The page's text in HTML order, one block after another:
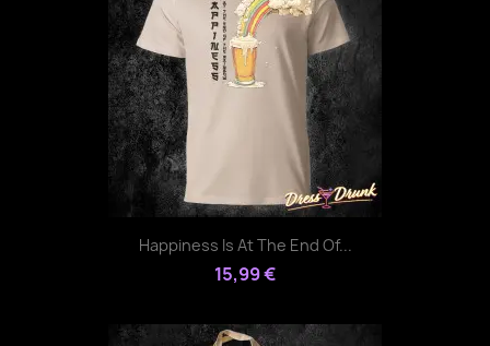
Happiness Is At The End Of...
15,99 €